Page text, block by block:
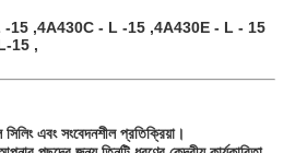
15 ,4A430C - L -15 ,4A430E - L - 15
15 ,
এবং সংবেদনশীল প্রতিক্রিয়া।